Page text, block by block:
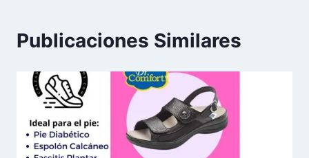
Publicaciones Similares